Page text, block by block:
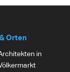
Orten
in